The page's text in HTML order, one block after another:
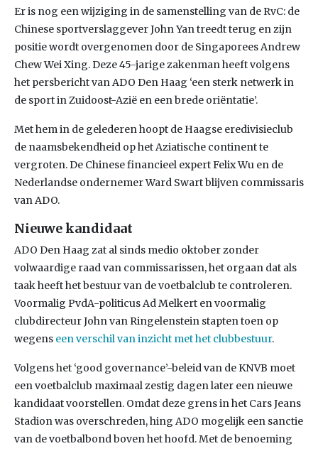
Er is nog een wijziging in de samenstelling van de RvC: de
Chinese sportverslaggever John Yan treedt terug en zijn
positie wordt overgenomen door de Singaporees Andrew
Chew Wei Xing. Deze 45-jarige zakenman heeft volgens
het persbericht van ADO Den Haag ‘een sterk netwerk in
de sport in Zuidoost-Azië en een brede oriëntatie’.
Met hem in de gelederen hoopt de Haagse eredivisieclub
de naamsbekendheid op het Aziatische continent te
vergroten. De Chinese financieel expert Felix Wu en de
Nederlandse ondernemer Ward Swart blijven commissaris
van ADO.
Nieuwe kandidaat
ADO Den Haag zat al sinds medio oktober zonder
volwaardige raad van commissarissen, het orgaan dat als
taak heeft het bestuur van de voetbalclub te controleren.
Voormalig PvdA-politicus Ad Melkert en voormalig
clubdirecteur John van Ringelenstein stapten toen op
wegens een verschil van inzicht met het clubbestuur.
Volgens het ‘good governance’-beleid van de KNVB moet
een voetbalclub maximaal zestig dagen later een nieuwe
kandidaat voorstellen. Omdat deze grens in het Cars Jeans
Stadion was overschreden, hing ADO mogelijk een sanctie
van de voetbalbond boven het hoofd. Met de benoeming